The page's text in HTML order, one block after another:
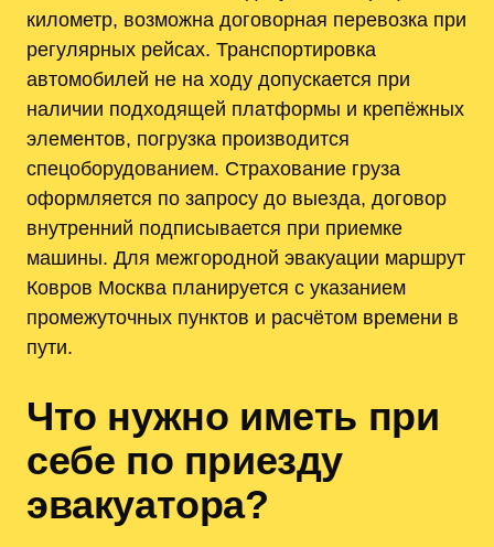
километр, возможна договорная перевозка при
регулярных рейсах. Транспортировка
автомобилей не на ходу допускается при
наличии подходящей платформы и крепёжных
элементов, погрузка производится
спецоборудованием. Страхование груза
оформляется по запросу до выезда, договор
внутренний подписывается при приемке
машины. Для межгородной эвакуации маршрут
Ковров Москва планируется с указанием
промежуточных пунктов и расчётом времени в
пути.
Что нужно иметь при
себе по приезду
эвакуатора?